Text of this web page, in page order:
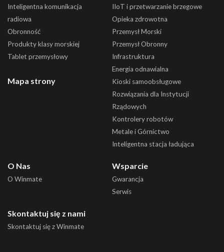
Inteligentna komunikacja
radiowa
Obronność
Produkty klasy morskiej
Tablet przemysłowy
Mapa strony
IIoT i przetwarzanie brzegowe
Opieka zdrowotna
Przemysł Morski
Przemysł Obronny
Infrastruktura
Energia odnawialna
Kioski samoobsługowe
Rozwiązania dla Instytucji
Rządowych
Kontrolery robotów
Metale i Górnictwo
Inteligentna stacja ładująca
O Nas
O Winmate
Wsparcie
Gwarancja
Serwis
Skontaktuj się z nami
Skontaktuj się z Winmate